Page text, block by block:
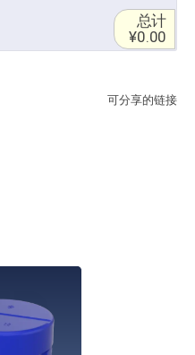
总计
¥0.00
可分享的链接